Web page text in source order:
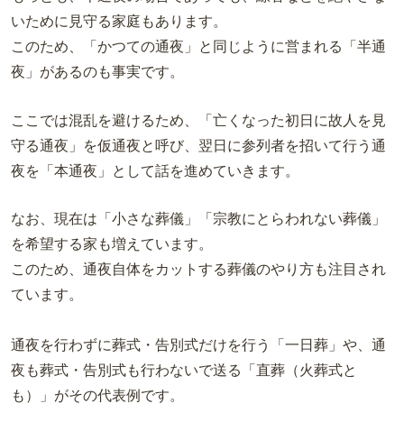
いために見守る家庭もあります。
このため、「かつての通夜」と同じように営まれる「半通
夜」があるのも事実です。
ここでは混乱を避けるため、「亡くなった初日に故人を見
守る通夜」を仮通夜と呼び、翌日に参列者を招いて行う通
夜を「本通夜」として話を進めていきます。
なお、現在は「小さな葬儀」「宗教にとらわれない葬儀」
を希望する家も増えています。
このため、通夜自体をカットする葬儀のやり方も注目され
ています。
通夜を行わずに葬式・告別式だけを行う「一日葬」や、通
夜も葬式・告別式も行わないで送る「直葬（火葬式と
も）」がその代表例です。